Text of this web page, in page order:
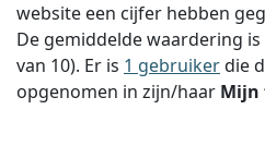
website een cijfer hebben
De gemiddelde waardering is
van 10). Er is 1 gebruikerdie
opgenomen in zijn/haar Mijn